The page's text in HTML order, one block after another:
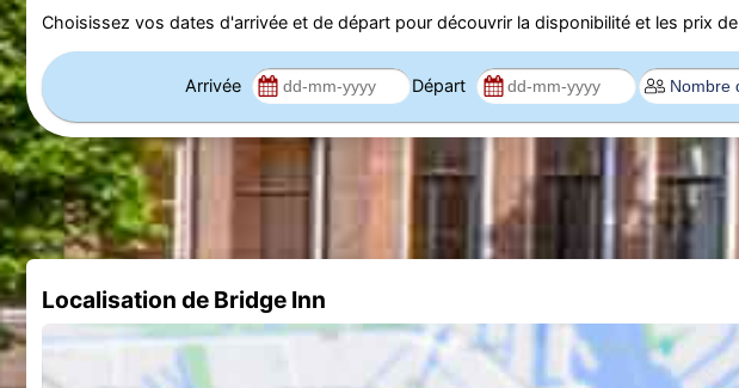
Choisissez vos dates d'arrivée et de départ pour découvrir la disponibilité et les prix de
Arrivée Départ
Localisation de Bridge Inn